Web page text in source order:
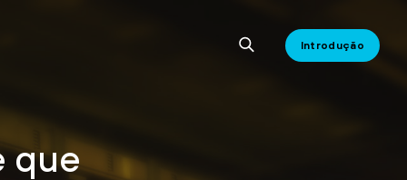
Introdução
que